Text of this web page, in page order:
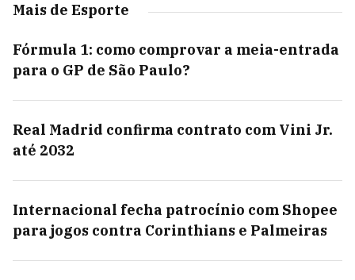
Mais de Esporte
Fórmula 1: como comprovar a meia-entrada
para o GP de São Paulo?
Real Madrid confirma contrato com Vini Jr.
até 2032
Internacional fecha patrocínio com Shopee
para jogos contra Corinthians e Palmeiras